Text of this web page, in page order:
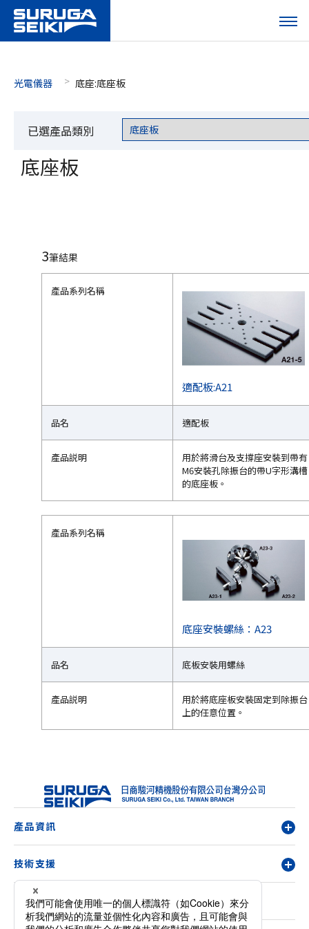
光電儀器 底座:底座板
已選產品類別
底座板
3筆結果
產品系列名稱
適配板:A21
品名 適配板
產品説明
用於將滑台及支撐座安裝到帶有
M6安裝孔除振台的帶U字形溝槽
的底座板。
產品系列名稱
底座安裝螺絲：A23
品名 底板安裝用螺絲
產品説明
用於將底座板安裝固定到除振台
上的任意位置。
產品資訊
技術支援
關於我們